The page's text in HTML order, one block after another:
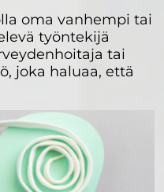
oma vanhempi tai
työntekijä
tai
joka haluaa, että